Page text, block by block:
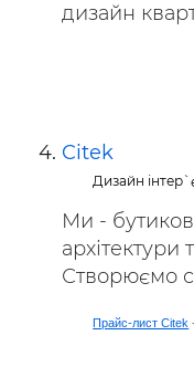
дизайн
Citek
Дизайн
Ми -
Створюємо
Прайс-лист Citek